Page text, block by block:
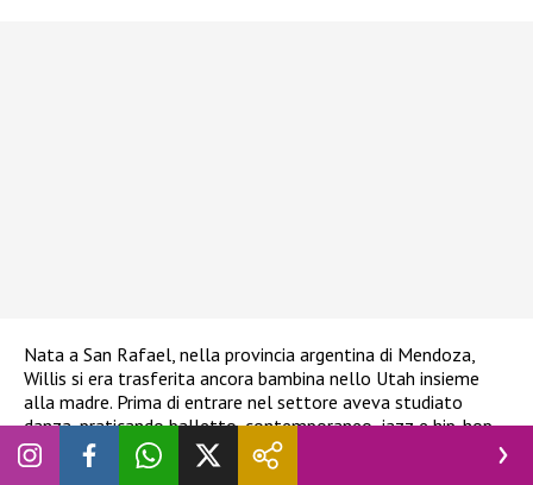
Nata a San Rafael, nella provincia argentina di Mendoza,
Willis si era trasferita ancora bambina nello Utah insieme
alla madre. Prima di entrare nel settore aveva studiato
danza, praticando balletto, contemporaneo, jazz e hip-hop,
e aveva anche seguito una formazione come assistente
infermieristica. In seguito aveva lavorato nelle vendite porta